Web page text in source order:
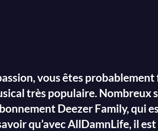
vous êtes
très populaire. Nombreux
Deezer Family, qui
qu’avec AllDamnLife, il